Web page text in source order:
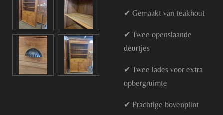
✔ Gemaakt van teakhout
✔ Twee openslaande
deurtjes
✔ Twee lades voor extra
opbergruimte
✔ Prachtige bovenplint